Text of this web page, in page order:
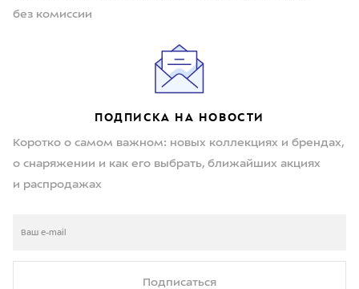
без комиссии
ПОДПИСКА НА НОВОСТИ
Коротко о самом важном: новых коллекциях и брендах,
о снаряжении и как его выбрать, ближайших акциях
и распродажах
Подписаться